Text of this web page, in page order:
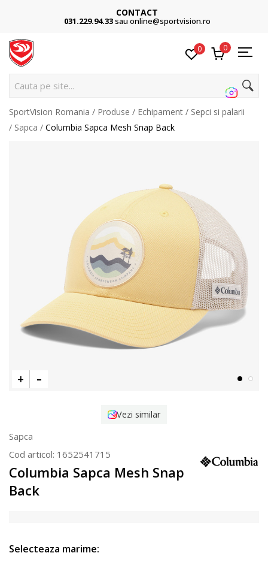
CONTACT
031.229.94.33sau online@sportvision.ro
0 0
Cauta pe site...
SportVision Romania Produse Echipament
Sepci si palarii
Sapca
Columbia Sapca Mesh Snap Back
Vezi similar
Sapca
Cod articol: 1652541715
Columbia Sapca Mesh Snap
Back
Selecteaza marime: